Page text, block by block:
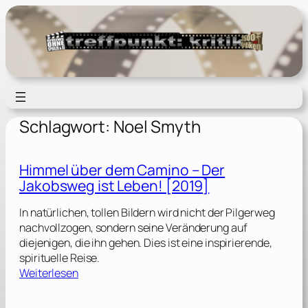
Zum
Inhalt
springen
Schlagwort: Noel Smyth
Himmel über dem Camino – Der
Jakobsweg ist Leben! [2019]
In natürlichen, tollen Bildern wird nicht der Pilgerweg
nachvollzogen, sondern seine Veränderung auf
diejenigen, die ihn gehen. Dies ist eine inspirierende,
spirituelle Reise.
Weiterlesen: